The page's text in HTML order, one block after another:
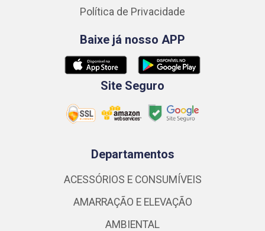
Política de Privacidade
Baixe já nosso APP
Site Seguro
Departamentos
ACESSÓRIOS E CONSUMÍVEIS
AMARRAÇÃO E ELEVAÇÃO
AMBIENTAL